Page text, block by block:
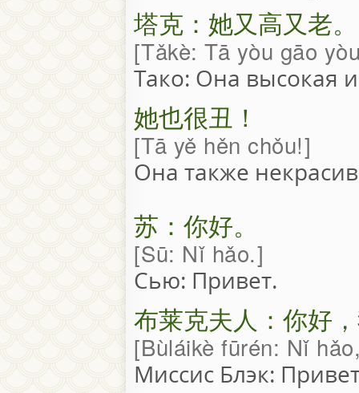
塔克：她又高又老。
Tǎkè: Tā yòu gāo
Тако: Она высокая
她也很丑！
Tā yě hěn chǒu!
Она также
苏：你好。
Sū: Nǐ hǎo.
Сью: Привет.
布莱克夫人：你好
Bùláikè fūrén: Nǐ
Миссис Блэк: